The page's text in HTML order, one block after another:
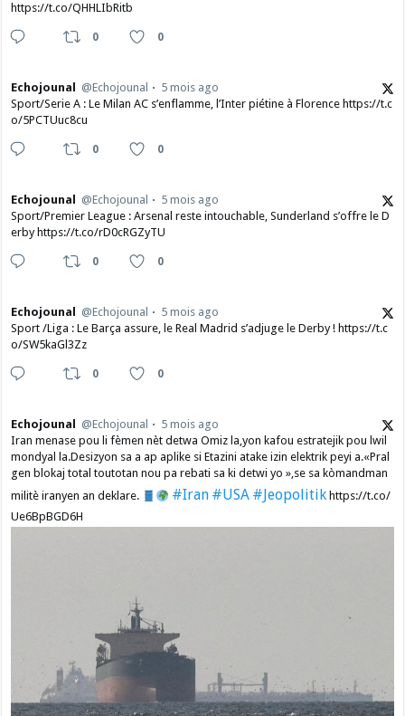
https://t.co/QHHLIbRitb
0 0
Echojounal @Echojounal
5 mois ago
Sport/Serie A : Le Milan AC s’enflamme, l’Inter piétine à Florence https://t.c
o/5PCTUuc8cu
0 0
Echojounal @Echojounal
5 mois ago
Sport/Premier League : Arsenal reste intouchable, Sunderland s’offre le D
erby https://t.co/rD0cRGZyTU
0 0
Echojounal @Echojounal
5 mois ago
Sport /Liga : Le Barça assure, le Real Madrid s’adjuge le Derby ! https://t.c
o/SW5kaGl3Zz
0 0
Echojounal @Echojounal
5 mois ago
Iran menase pou li fèmen nèt detwa Omiz la,yon kafou estratejik pou lwil
mondyal la.Desizyon sa a ap aplike si Etazini atake izin elektrik peyi a.​«Pral
gen blokaj total toutotan nou pa rebati sa ki detwi yo »,se sa kòmandman
militè iranyen an deklare.
#Iran #USA #Jeopolitikhttps://t.co/
Ue6BpBGD6H